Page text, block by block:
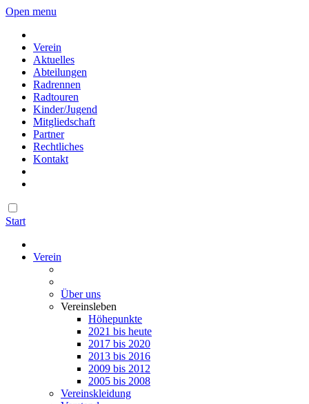
Open menu
Verein
Aktuelles
Abteilungen
Radrennen
Radtouren
Kinder/Jugend
Mitgliedschaft
Partner
Rechtliches
Kontakt
Start
Verein
Über uns
Vereinsleben
Höhepunkte
2021 bis heute
2017 bis 2020
2013 bis 2016
2009 bis 2012
2005 bis 2008
Vereinskleidung